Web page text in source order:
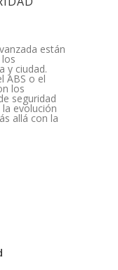
están
y ciudad.
ABS o el
los
seguridad
evolución
allá con la